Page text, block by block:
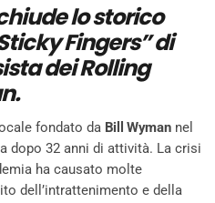
lo storico
Fingers” di
dei Rolling
fondato da Bill Wymannel
dopo 32 anni di attività. La crisi
ha causato molte
dell’intrattenimento e della